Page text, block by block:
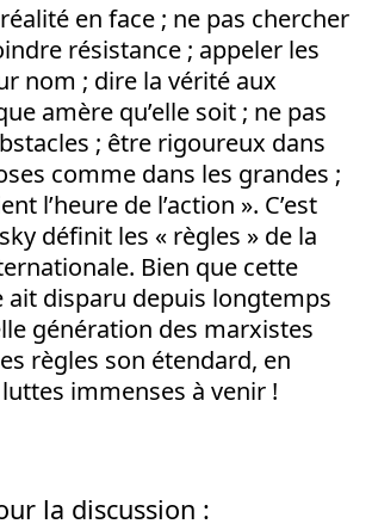
en face ; ne pas chercher
résistance ; appeler les
nom ; dire la vérité aux
amère qu’elle soit ; ne pas
; être rigoureux dans
comme dans les grandes ;
l’heure de l’action ». C’est
définit les « règles » de la
Bien que cette
ait disparu depuis longtemps
génération des marxistes
règles son étendard, en
immenses à venir !
la discussion :